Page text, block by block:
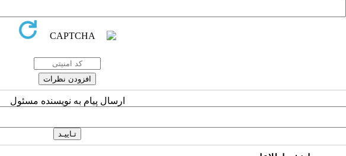
ارسال پیام به نویسنده مسئول